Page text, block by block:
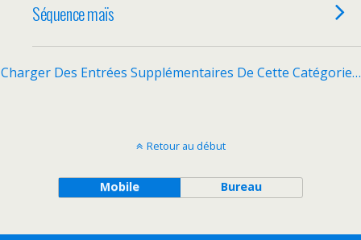
Séquence maïs
Charger Des Entrées Supplémentaires De Cette Catégorie…
Retour au début
Mobile Bureau